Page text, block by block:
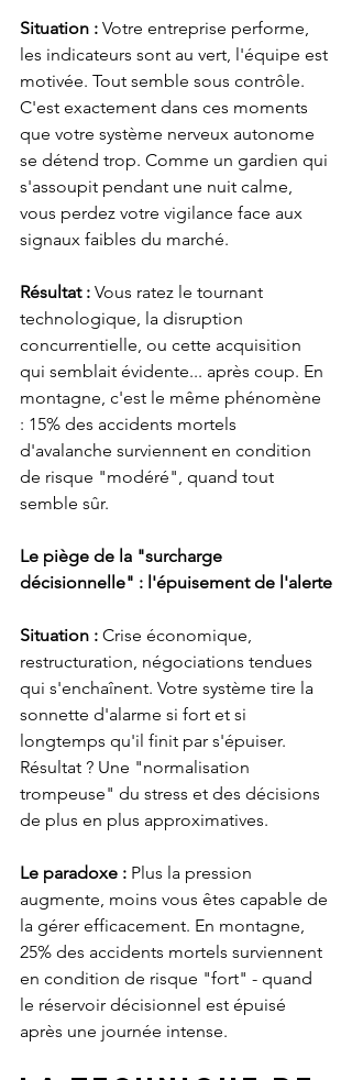
Situation : Votre entreprise performe,
les indicateurs sont au vert, l'équipe est
motivée. Tout semble sous contrôle.
C'est exactement dans ces moments
que votre système nerveux autonome
se détend trop. Comme un gardien qui
s'assoupit pendant une nuit calme,
vous perdez votre vigilance face aux
signaux faibles du marché.
Résultat : Vous ratez le tournant
technologique, la disruption
concurrentielle, ou cette acquisition
qui semblait évidente... après coup. En
montagne, c'est le même phénomène
: 15% des accidents mortels
d'avalanche surviennent en condition
de risque "modéré", quand tout
semble sûr.
Le piège de la "surcharge
décisionnelle" : l'épuisement de l'alerte
Situation : Crise économique,
restructuration, négociations tendues
qui s'enchaînent. Votre système tire la
sonnette d'alarme si fort et si
longtemps qu'il finit par s'épuiser.
Résultat ? Une "normalisation
trompeuse" du stress et des décisions
de plus en plus approximatives.
Le paradoxe : Plus la pression
augmente, moins vous êtes capable de
la gérer efficacement. En montagne,
25% des accidents mortels surviennent
en condition de risque "fort" - quand
le réservoir décisionnel est épuisé
après une journée intense.